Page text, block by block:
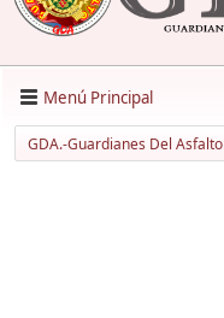
Menú Principal
GDA.-Guardianes Del Asfalto